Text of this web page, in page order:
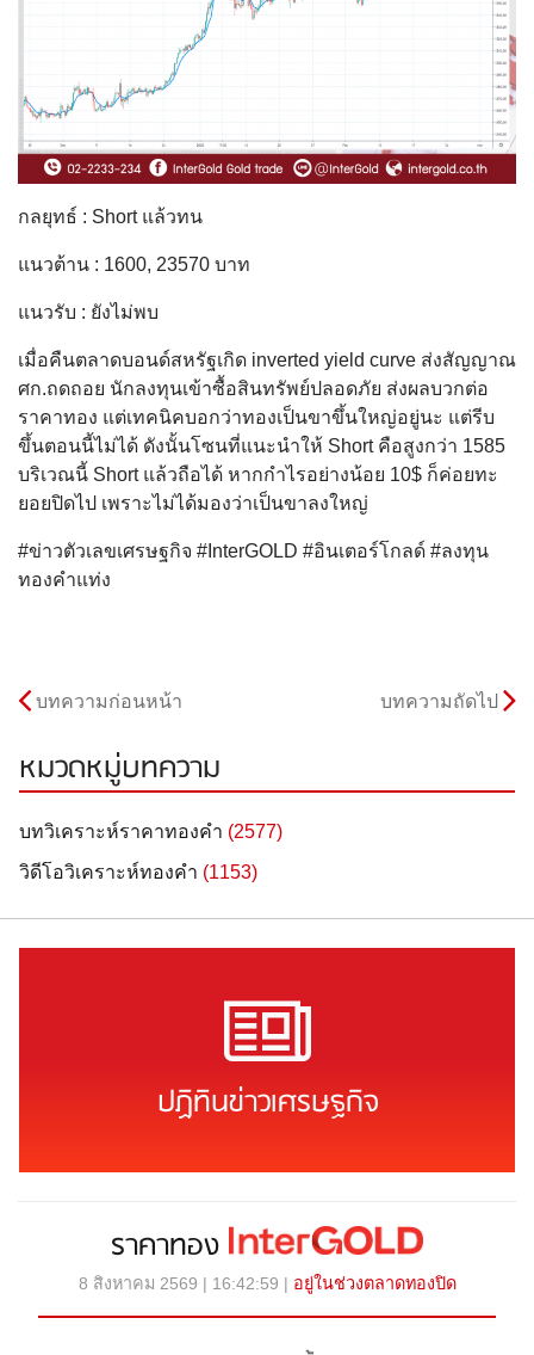
กลยุทธ์ : Short แล้วทน
แนวต้าน : 1600, 23570 บาท
แนวรับ : ยังไม่พบ
เมื่อคืนตลาดบอนด์สหรัฐเกิด inverted yield curve ส่งสัญญาณ
ศก.ถดถอย นักลงทุนเข้าซื้อสินทรัพย์ปลอดภัย ส่งผลบวกต่อ
ราคาทอง แต่เทคนิคบอกว่าทองเป็นขาขึ้นใหญ่อยู่นะ แต่รีบ
ขึ้นตอนนี้ไม่ได้ ดังนั้นโซนที่แนะนำให้ Short คือสูงกว่า 1585
บริเวณนี้ Short แล้วถือได้ หากกำไรอย่างน้อย 10$ ก็ค่อยทะ
ยอยปิดไป เพราะไม่ได้มองว่าเป็นขาลงใหญ่
#ข่าวตัวเลขเศรษฐกิจ #InterGOLD #อินเตอร์โกลด์ #ลงทุน
ทองคำแท่ง
บทความก่อนหน้า บทความถัดไป
หมวดหมู่บทความ
บทวิเคราะห์ราคาทองคำ (2577)
วิดีโอวิเคราะห์ทองคำ (1153)
ปฏิทินข่าวเศรษฐกิจ
ราคาทอง
8 สิงหาคม 2569 | 16:42:59 | อยู่ในช่วงตลาดทองปิด